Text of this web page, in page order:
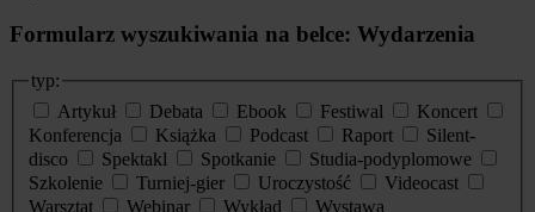
Formularz wyszukiwania na belce: Wydarzenia
typ:
Artykuł
Debata Ebook Festiwal
Koncert
Konferencja
Książka Podcast Raport
Silent-
disco
Spektakl Spotkanie
Studia-podyplomowe
Szkolenie
Turniej-gier Uroczystość
Videocast
Warsztat
Webinar Wykład
Wystawa